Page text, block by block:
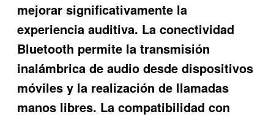
mejorar significativamente la
experiencia auditiva. La conectividad
Bluetooth permite la transmisión
inalámbrica de audio desde dispositivos
móviles y la realización de llamadas
manos libres. La compatibilidad con